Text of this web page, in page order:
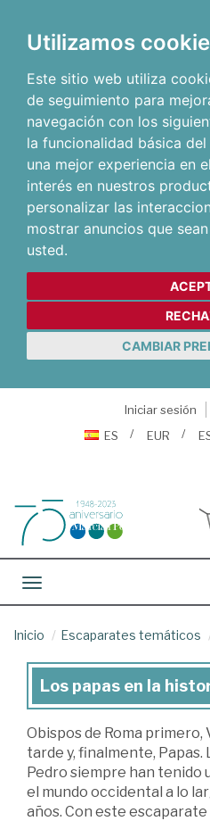
Utilizamos
Este sitio web utiliza
de seguimiento para
navegación con los
la funcionalidad básica
una mejor experiencia en
interés en nuestros
personalizar las
mostrar anuncios que
usted.
CAMBIAR
Iniciar sesión
ES
EUR
Toggle navigation
Inicio Escaparates temáticos
Los
papas
en
la
historia
Los papas en la
Obispos de Roma primero,
tarde y, finalmente, Papas.
Pedro siempre han tenido
el mundo occidental a lo
años. Con este